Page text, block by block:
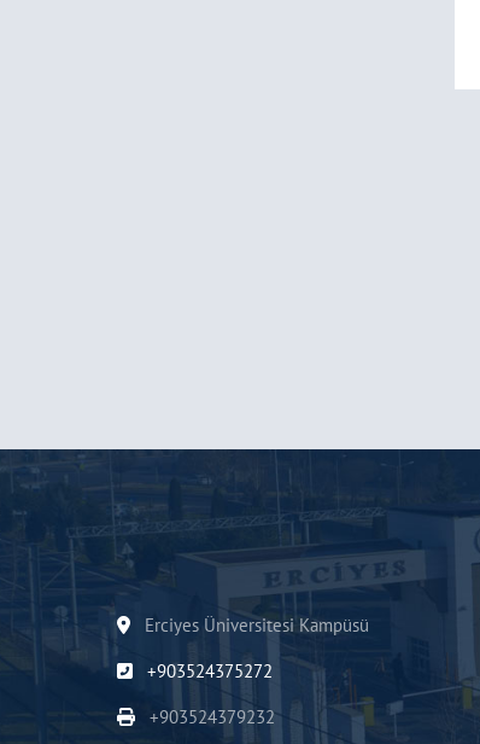
Erciyes Üniversitesi Kampüsü
+903524375272
+903524379232